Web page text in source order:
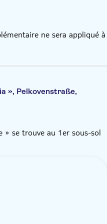
ne sera appliqué à
», Pelkovenstraße,
» se trouve au 1er sous-sol